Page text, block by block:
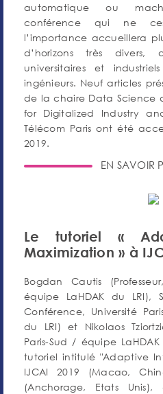
automatique ou
conférence qui ne
l’importance accueillera
d’horizons très divers,
universitaires et
ingénieurs. Neuf articles
de la chaire Data Science
for Digitalized Industry
Télécom Paris ont été
2019.
EN SAVOIR
Le tutoriel «
Maximization » à
Bogdan Cautis
équipe LaHDAK du LRI),
Conférence, Université
du LRI) et Nikolaos
Paris-Sud / équipe
tutoriel intitulé "Adaptive
IJCAI 2019 (Macao,
(Anchorage, Etats